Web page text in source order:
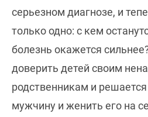
серьезном диагнозе, и
только одно: с кем
болезнь окажется
доверить детей своим
родственникам и
мужчину и женить его на